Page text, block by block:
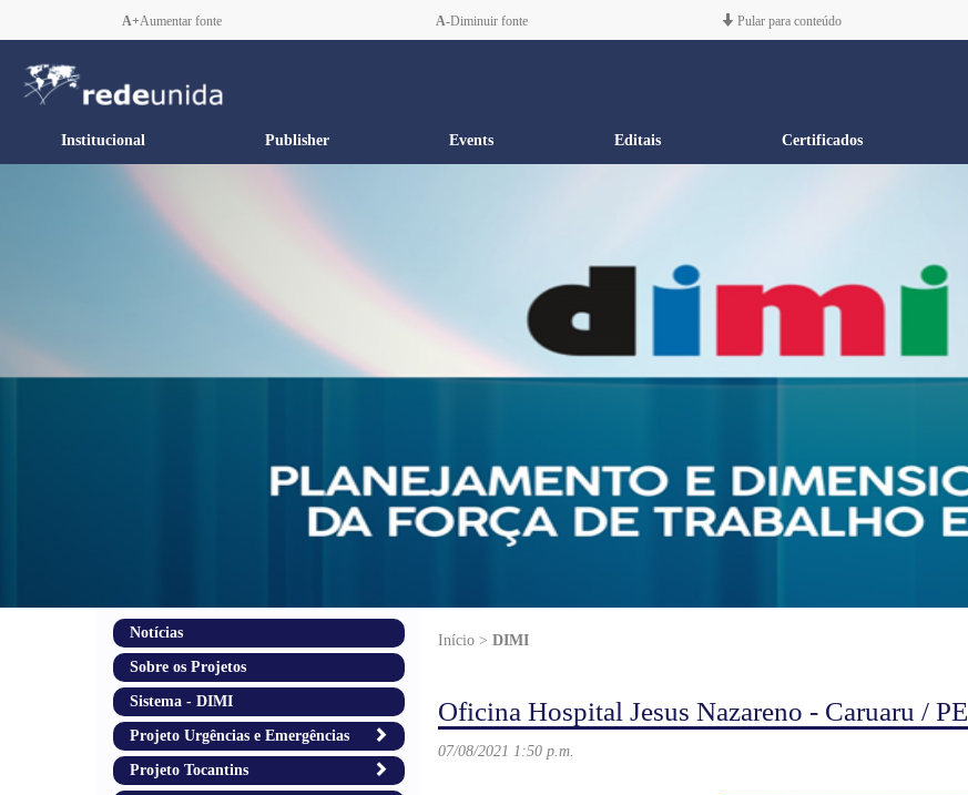
A+Aumentar fonte A-Diminuir fonte Pular para conteúdo
Institucional Publisher Events Editais Certificados
Notícias
Sobre os Projetos
Sistema - DIMI
Projeto Urgências e Emergências
Projeto Tocantins
Início > DIMI
Oficina Hospital Jesus Nazareno - Caruaru / PE
07/08/2021 1:50 p.m.